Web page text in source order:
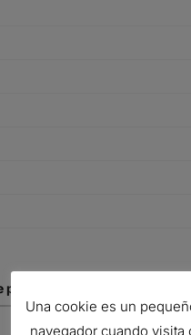
pieza del fabricante
Una cookie es un
navegador cuando